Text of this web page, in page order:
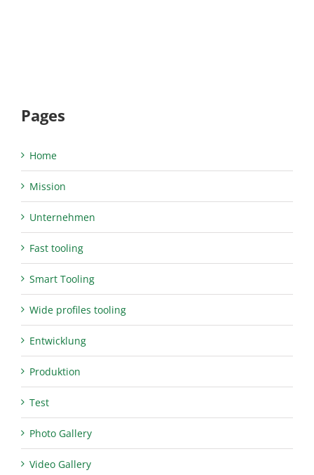
Pages
Home
Mission
Unternehmen
Fast tooling
Smart Tooling
Wide profiles tooling
Entwicklung
Produktion
Test
Photo Gallery
Video Gallery